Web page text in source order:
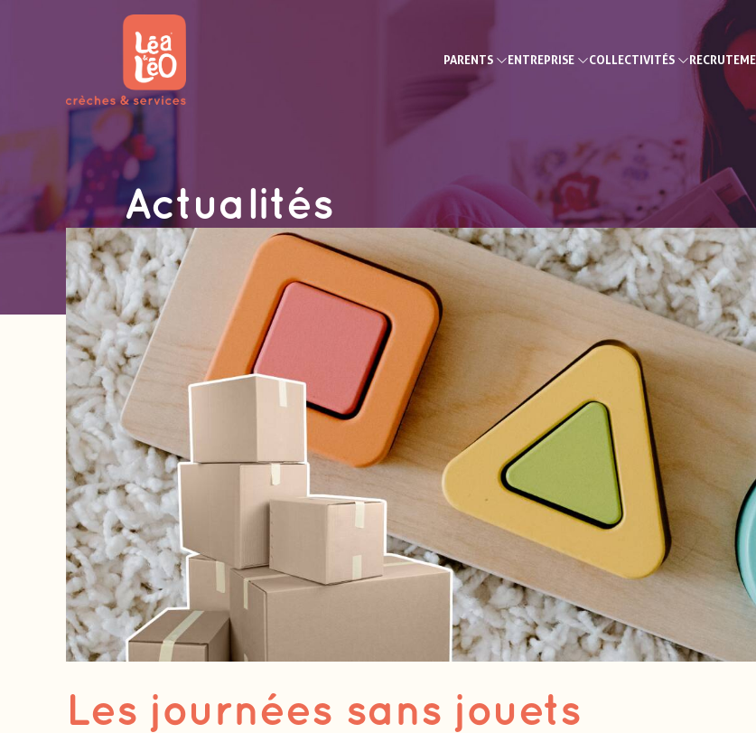
PARENTS ENTREPRISE COLLECTIVITÉS
Actualités
Les journées sans jouets